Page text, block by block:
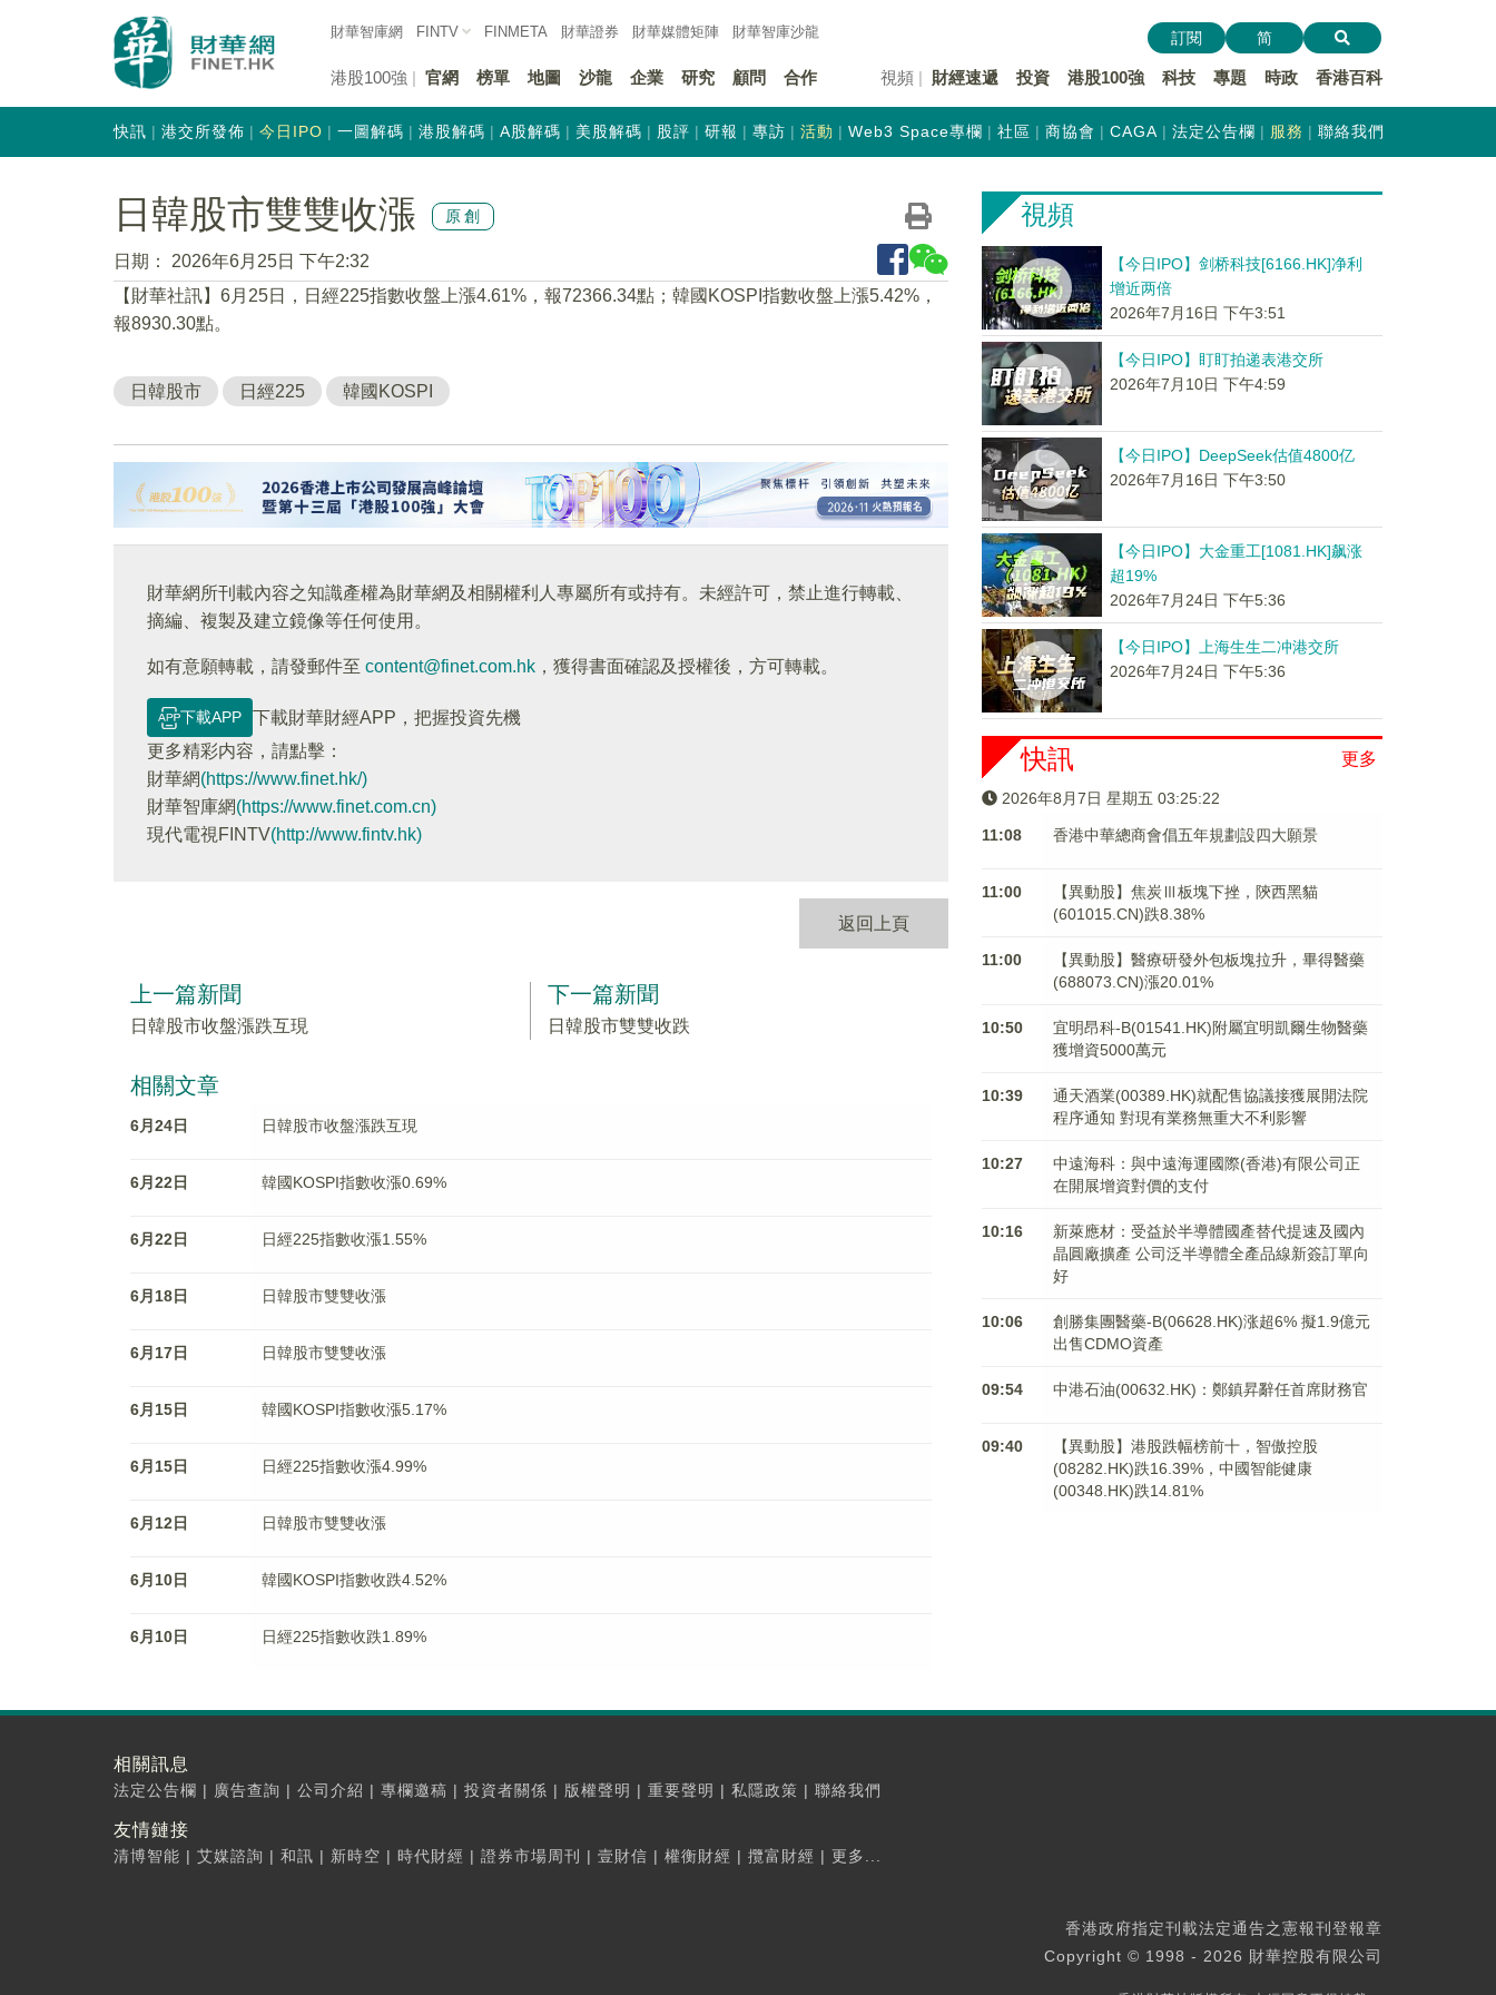
財華智庫網 FINTV FINMETA 財華證券 財華媒體矩陣 財華智庫沙龍
港股100強 官網 榜單 地圖 沙龍 企業 研究 顧問 合作 視頻 財經速遞 投資 港股100強 科技 專題 時政 香港百科
訂閱 简
快訊 港交所發佈 今日IPO 一圖解碼 港股解碼 A股解碼 美股解碼 股評 研報 專訪 活動 Web3 Space專欄 社區 商協會 CAGA 法定公告欄 服務 聯絡我們
日韓股市雙雙收漲 原創
日期：
2026年6月25日 下午2:32
【財華社訊】6月25日，日經225指數收盤上漲4.61%，報72366.34點；韓國KOSPI指數收盤上漲5.42%，
報8930.30點。
日韓股市 日經225 韓國KOSPI
財華網所刊載內容之知識產權為財華網及相關權利人專屬所有或持有。未經許可，禁止進行轉載、
摘編、複製及建立鏡像等任何使用。
如有意願轉載，請發郵件至 content@finet.com.hk ，獲得書面確認及授權後，方可轉載。
下載APP
下載財華財經APP，把握投資先機
更多精彩内容，請點擊：
財華網(https://www.finet.hk/)
財華智庫網(https://www.finet.com.cn)
現代電視FINTV(http://www.fintv.hk)
返回上頁
上一篇新聞
日韓股市收盤漲跌互現
下一篇新聞
日韓股市雙雙收跌
相關文章
6月24日 日韓股市收盤漲跌互現
6月22日 韓國KOSPI指數收漲0.69%
6月22日 日經225指數收漲1.55%
6月18日 日韓股市雙雙收漲
6月17日 日韓股市雙雙收漲
6月15日 韓國KOSPI指數收漲5.17%
6月15日 日經225指數收漲4.99%
6月12日 日韓股市雙雙收漲
6月10日 韓國KOSPI指數收跌4.52%
6月10日 日經225指數收跌1.89%
視頻
【今日IPO】剑桥科技[6166.HK]净利
增近两倍
2026年7月16日 下午3:51
【今日IPO】盯盯拍递表港交所
2026年7月10日 下午4:59
【今日IPO】DeepSeek估值4800亿
2026年7月16日 下午3:50
【今日IPO】大金重工[1081.HK]飙涨
超19%
2026年7月24日 下午5:36
【今日IPO】上海生生二冲港交所
2026年7月24日 下午5:36
更多
快訊
2026年8月7日 星期五 03:25:22
11:08 香港中華總商會倡五年規劃設四大願景
11:00
【異動股】焦炭Ⅲ板塊下挫，陝西黑貓
(601015.CN)跌8.38%
11:00
【異動股】醫療研發外包板塊拉升，畢得醫藥
(688073.CN)漲20.01%
10:50
宜明昂科-B(01541.HK)附屬宜明凱爾生物醫藥
獲增資5000萬元
10:39
通天酒業(00389.HK)就配售協議接獲展開法院
程序通知 對現有業務無重大不利影響
10:27
中遠海科：與中遠海運國際(香港)有限公司正
在開展增資對價的支付
10:16
新萊應材：受益於半導體國產替代提速及國內
晶圓廠擴產 公司泛半導體全產品線新簽訂單向
好
10:06
創勝集團醫藥-B(06628.HK)涨超6% 擬1.9億元
出售CDMO資產
09:54 中港石油(00632.HK)：鄭鎮昇辭任首席財務官
09:40
【異動股】港股跌幅榜前十，智傲控股
(08282.HK)跌16.39%，中國智能健康
(00348.HK)跌14.81%
相關訊息
法定公告欄 | 廣告查詢 | 公司介紹 | 專欄邀稿 | 投資者關係 | 版權聲明 | 重要聲明 | 私隱政策 | 聯絡我們
友情鏈接
清博智能 | 艾媒諮詢 | 和訊 | 新時空 | 時代財經 | 證券市場周刊 | 壹財信 | 權衡財經 | 攬富財經 | 更多...
香港政府指定刊載法定通告之憲報刊登報章
Copyright © 1998 - 2026 財華控股有限公司